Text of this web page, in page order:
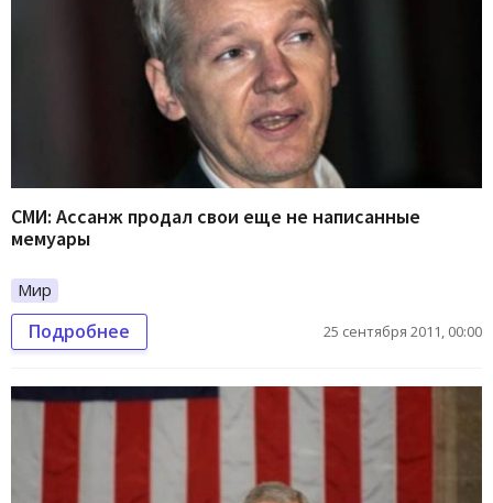
СМИ: Ассанж продал свои еще не написанные
мемуары
Мир
Подробнее 25 сентября 2011, 00:00